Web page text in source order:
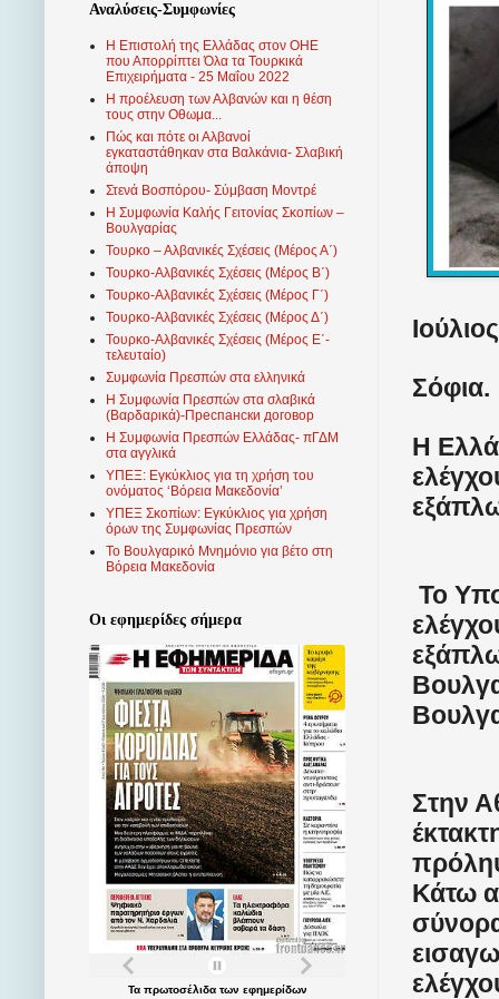
Σόφια.
Η
Το
Στην
Κάτω
Αναλύσεις-Συμφωνίες
Η Επιστολή της Ελλάδας στον ΟΗΕ
που Απορρίπτει Όλα τα Τουρκικά
Επιχειρήματα - 25 Μαΐου 2022
Η προέλευση των Αλβανών και η θέση
τους στην Οθωμα...
Πώς και πότε οι Αλβανοί
εγκαταστάθηκαν στα Βαλκάνια- Σλαβική
άποψη
Στενά Βοσπόρου- Σύμβαση Μοντρέ
Η Συμφωνία Καλής Γειτονίας Σκοπίων –
Βουλγαρίας
Τουρκο – Αλβανικές Σχέσεις (Mέρος Α΄)
Τουρκο-Αλβανικές Σχέσεις (Μέρος Β΄)
Τουρκο-Αλβανικές Σχέσεις (Μέρος Γ΄)
Τουρκο-Αλβανικές Σχέσεις (Μέρος Δ΄)
Τουρκο-Αλβανικές Σχέσεις (Μέρος Ε΄-
τελευταίο)
Συμφωνία Πρεσπών στα ελληνικά
Η Συμφωνία Πρεσπών στα σλαβικά
(Βαρδαρικά)-Преспански договор
Η Συμφωνία Πρεσπών Ελλάδας- πΓΔΜ
στα αγγλικά
ΥΠΕΞ: Εγκύκλιος για τη χρήση του
ονόματος ‘Βόρεια Μακεδονία’
ΥΠΕΞ Σκοπίων: Εγκύκλιος για χρήση
όρων της Συμφωνίας Πρεσπών
Το Βουλγαρικό Μνημόνιο για βέτο στη
Βόρεια Μακεδονία
Οι εφημερίδες σήμερα
Τα πρωτοσέλιδατων εφημερίδων